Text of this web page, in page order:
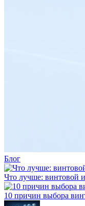
Блог
Что лучше: винтовой
10 причин выбора